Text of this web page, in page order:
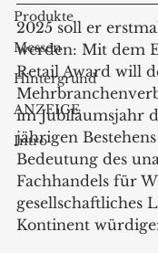
Produkte
Messen
Hintergrund
ANZEIGE
Intro
2025 soll er
werden: Mit dem
Retail Award will
im Jubiläumsjahr
jährigen
Bedeutung des
Fachhandels für
gesellschaftliches
Kontinent